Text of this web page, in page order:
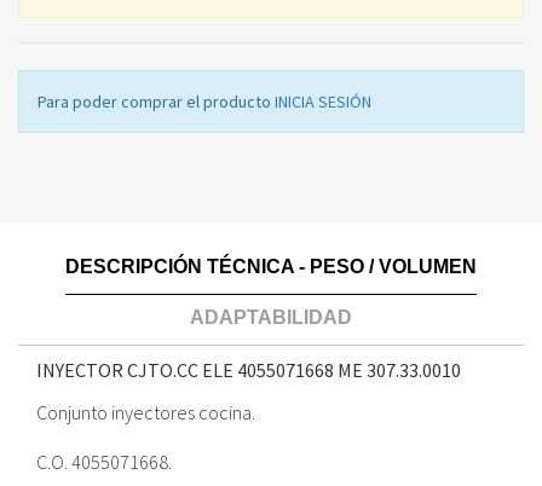
Para poder comprar el producto INICIA SESIÓN
DESCRIPCIÓN TÉCNICA - PESO / VOLUMEN
ADAPTABILIDAD
INYECTOR CJTO.CC ELE 4055071668 ME 307.33.0010
Conjunto inyectores cocina.
C.O. 4055071668.